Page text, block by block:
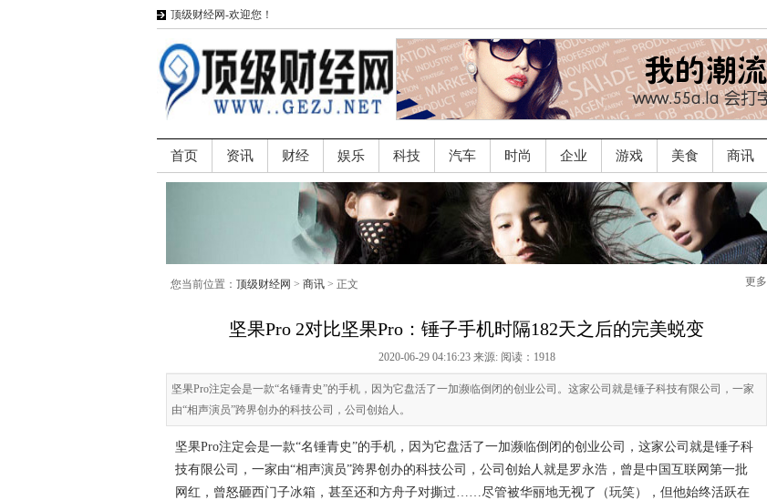
顶级财经网-欢迎您！
首页 资讯 财经 娱乐 科技 汽车 时尚 企业 游戏 美食 商讯
您当前位置： 顶级财经网 > 商讯 > 正文 更多
坚果Pro 2对比坚果Pro：锤子手机时隔182天之后的完美蜕变
2020-06-29 04:16:23 来源: 阅读：1918
坚果Pro注定会是一款“名锤青史”的手机，因为它盘活了一加濒临倒闭的创业公司。这家公司就是锤子科技有限公司，一家
由“相声演员”跨界创办的科技公司，公司创始人。
坚果Pro注定会是一款“名锤青史”的手机，因为它盘活了一加濒临倒闭的创业公司，这家公司就是锤子科
技有限公司，一家由“相声演员”跨界创办的科技公司，公司创始人就是罗永浩，曾是中国互联网第一批
网红，曾怒砸西门子冰箱，甚至还和方舟子对撕过……尽管被华丽地无视了（玩笑），但他始终活跃在